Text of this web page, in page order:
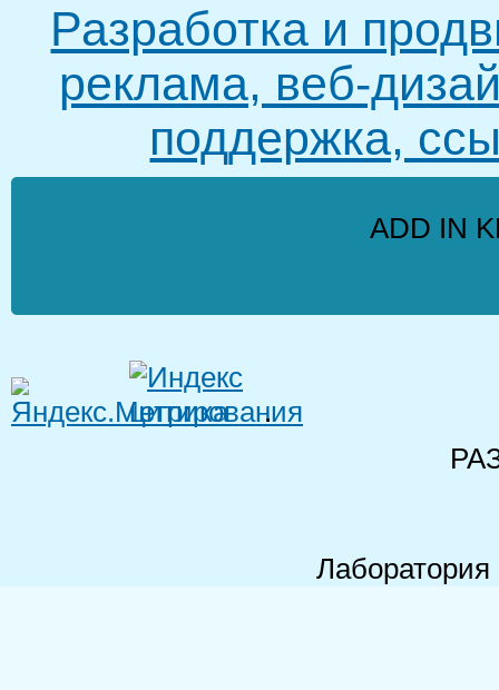
Разработка и
реклама, веб-
поддержка,
ADD IN
.